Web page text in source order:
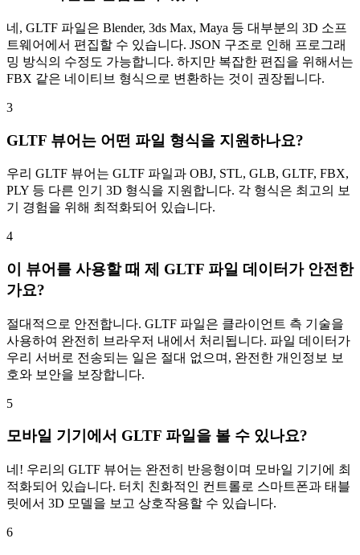
네, GLTF 파일은 Blender, 3ds Max, Maya 등 대부분의 3D 소프
트웨어에서 편집할 수 있습니다. JSON 구조로 인해 프로그래
밍 방식의 수정도 가능합니다. 하지만 복잡한 편집을 위해서는
FBX 같은 네이티브 형식으로 변환하는 것이 권장됩니다.
3
GLTF 뷰어는 어떤 파일 형식을 지원하나요?
우리 GLTF 뷰어는 GLTF 파일과 OBJ, STL, GLB, GLTF, FBX,
PLY 등 다른 인기 3D 형식을 지원합니다. 각 형식은 최고의 보
기 경험을 위해 최적화되어 있습니다.
4
이 뷰어를 사용할 때 제 GLTF 파일 데이터가 안전한
가요?
절대적으로 안전합니다. GLTF 파일은 클라이언트 측 기술을
사용하여 완전히 브라우저 내에서 처리됩니다. 파일 데이터가
우리 서버로 전송되는 일은 절대 없으며, 완전한 개인정보 보
호와 보안을 보장합니다.
5
모바일 기기에서 GLTF 파일을 볼 수 있나요?
네! 우리의 GLTF 뷰어는 완전히 반응형이며 모바일 기기에 최
적화되어 있습니다. 터치 친화적인 컨트롤로 스마트폰과 태블
릿에서 3D 모델을 보고 상호작용할 수 있습니다.
6